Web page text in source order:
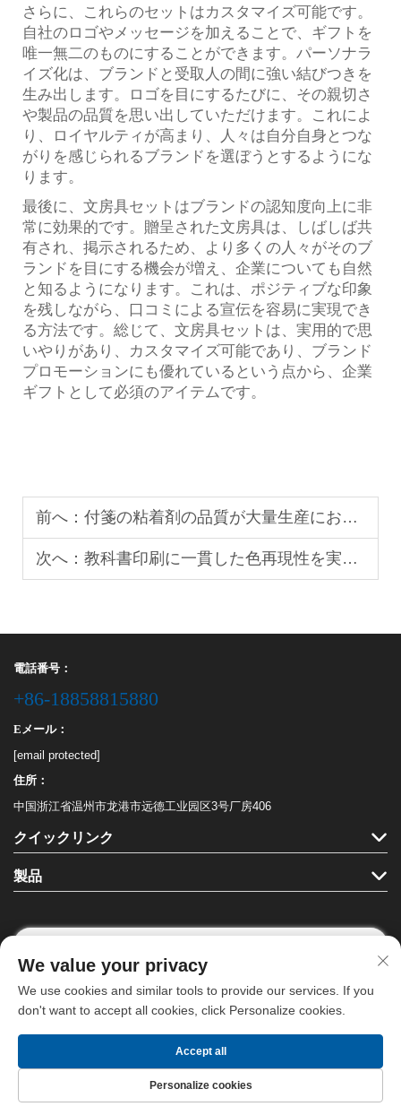
さらに、これらのセットはカスタマイズ可能です。
自社のロゴやメッセージを加えることで、ギフトを
唯一無二のものにすることができます。パーソナラ
イズ化は、ブランドと受取人の間に強い結びつきを
生み出します。ロゴを目にするたびに、その親切さ
や製品の品質を思い出していただけます。これによ
り、ロイヤルティが高まり、人々は自分自身とつな
がりを感じられるブランドを選ぼうとするようにな
ります。
最後に、文房具セットはブランドの認知度向上に非
常に効果的です。贈呈された文房具は、しばしば共
有され、掲示されるため、より多くの人々がそのブ
ランドを目にする機会が増え、企業についても自然
と知るようになります。これは、ポジティブな印象
を残しながら、口コミによる宣伝を容易に実現でき
る方法です。総じて、文房具セットは、実用的で思
いやりがあり、カスタマイズ可能であり、ブランド
プロモーションにも優れているという点から、企業
ギフトとして必須のアイテムです。
前へ： 付箋の粘着剤の品質が大量生産における生産量に与える影響
次へ： 教科書印刷に一貫した色再現性を実現するための安定した色制御が不可欠な理由
電話番号：
+86-18858815880
Eメール：
[email protected]
住所：
中国浙江省温州市龙港市远德工业园区3号厂房406
クイックリンク
製品
フォローする
ーポリシー－ブログ
We value your privacy
We use cookies and similar tools to provide our services. If you
don't want to accept all cookies, click Personalize cookies.
Personalize cookies
Accept all